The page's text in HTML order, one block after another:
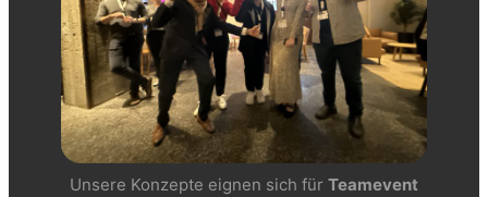
Unsere Konzepte eignen sich für Teamevent